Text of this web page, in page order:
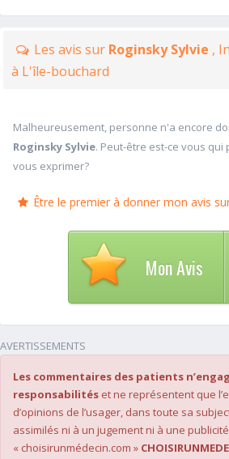
Les avis sur Roginsky Sylvie ,
à L'île-bouchard
Malheureusement, personne n'a encore
Roginsky Sylvie. Peut-être est-ce vous
vous exprimer?
Être le premier à donner mon avis
Mon Avis
AVERTISSEMENTS
Les commentaires des patients
responsabilités et ne représentent que
d’opinions de l’usager, dans toute sa
assimilés ni à un jugement ni à une
« choisirunmédecin.com »